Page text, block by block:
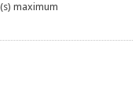
maximum